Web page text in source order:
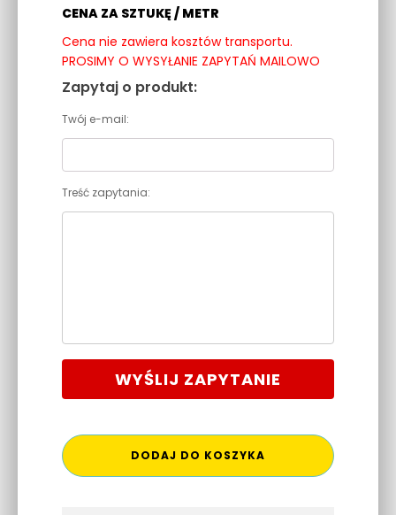
CENA ZA SZTUKĘ / METR
Cena nie zawiera kosztów transportu.
PROSIMY O WYSYŁANIE ZAPYTAŃ MAILOWO
Zapytaj o produkt:
Twój e-mail:
Treść zapytania:
WYŚLIJ ZAPYTANIE
DODAJ DO KOSZYKA